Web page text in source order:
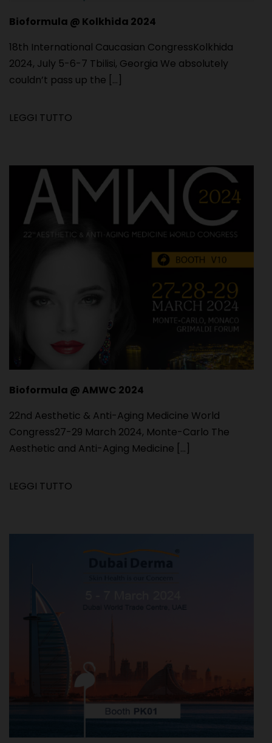
Bioformula @ Kolkhida 2024
18th International Caucasian CongressKolkhida
2024, July 5-6-7 Tbilisi, Georgia We absolutely
couldn’t pass up the [...]
LEGGI TUTTO
Bioformula @ AMWC 2024
22nd Aesthetic & Anti-Aging Medicine World
Congress27-29 March 2024, Monte-Carlo The
Aesthetic and Anti-Aging Medicine [...]
LEGGI TUTTO